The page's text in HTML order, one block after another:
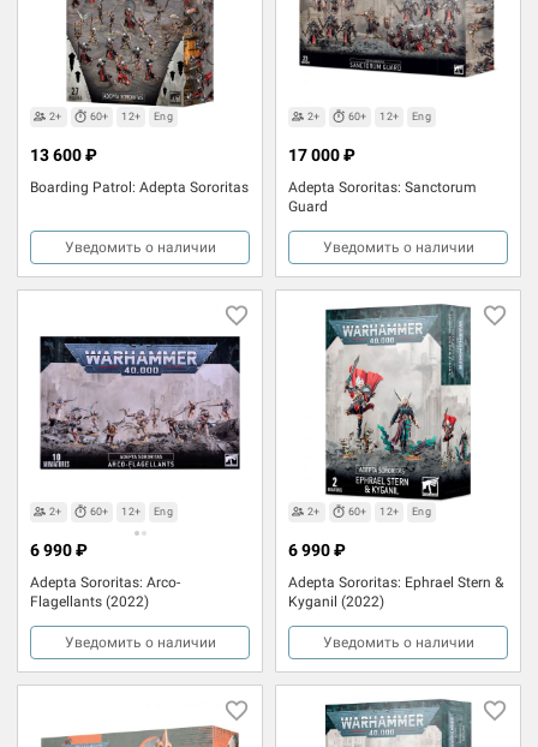
2+ 60+ 12+ Eng
Boarding Patrol: Adepta Sororitas
13 600 ₽
Уведомить о наличии
2+ 60+ 12+ Eng
Adepta Sororitas: Sanctorum
Guard
17 000 ₽
Уведомить о наличии
2+ 60+ 12+ Eng
Adepta Sororitas: Arco-
Flagellants (2022)
6 990 ₽
Уведомить о наличии
2+ 60+ 12+ Eng
Adepta Sororitas: Ephrael Stern &
Kyganil (2022)
6 990 ₽
Уведомить о наличии